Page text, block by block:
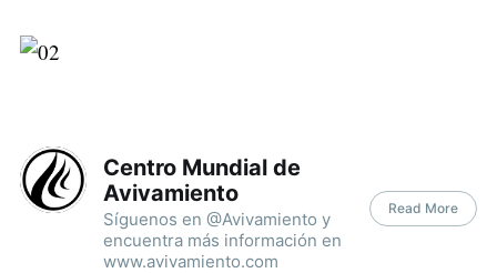
Centro Mundial de
Avivamiento
Síguenos en @Avivamiento y
encuentra más información en
www.avivamiento.com
Read More